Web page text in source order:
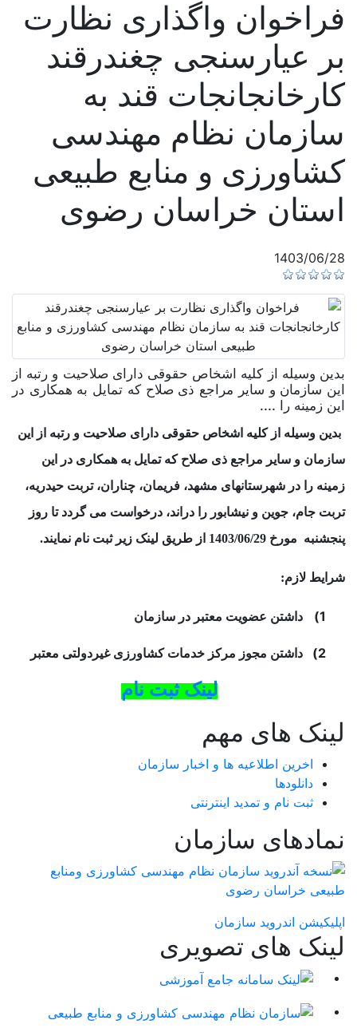
فراخوان واگذاری نظارت
بر عیارسنجی چغندرقند
کارخانجانجات قند به
سازمان نظام مهندسی
کشاورزی و منابع طبیعی
استان خراسان رضوی
1403/06/28
بدین وسیله از کلیه اشخاص حقوقی دارای صلاحیت و رتبه از
این سازمان و سایر مراجع ذی صلاح که تمایل به همکاری در
این زمینه را ....
بدین وسیله از کلیه اشخاص حقوقی دارای صلاحیت و رتبه از این
سازمان و سایر مراجع ذی صلاح که تمایل به همکاری در این
زمینه را در شهرستانهای مشهد، فریمان، چناران، تربت حیدریه،
تربت جام، جوین و نیشابور را دراند، درخواست می گردد تا روز
پنجشنبه مورخ 1403/06/29 از طریق لینک زیر ثبت نام نمایند.
شرایط لازم:
1) داشتن عضویت معتبر در سازمان
2) داشتن مجوز مرکز خدمات کشاورزی غیردولتی معتبر
لینک ثبت نام
لینک های مهم
اخرین اطلاعیه ها و اخبار سازمان
دانلودها
ثبت نام و تمدید اینترنتی
نمادهای سازمان
اپلیکیشن اندروید سازمان
لینک های تصویری